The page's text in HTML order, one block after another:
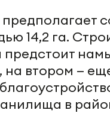
14,2 га.
на втором —
в